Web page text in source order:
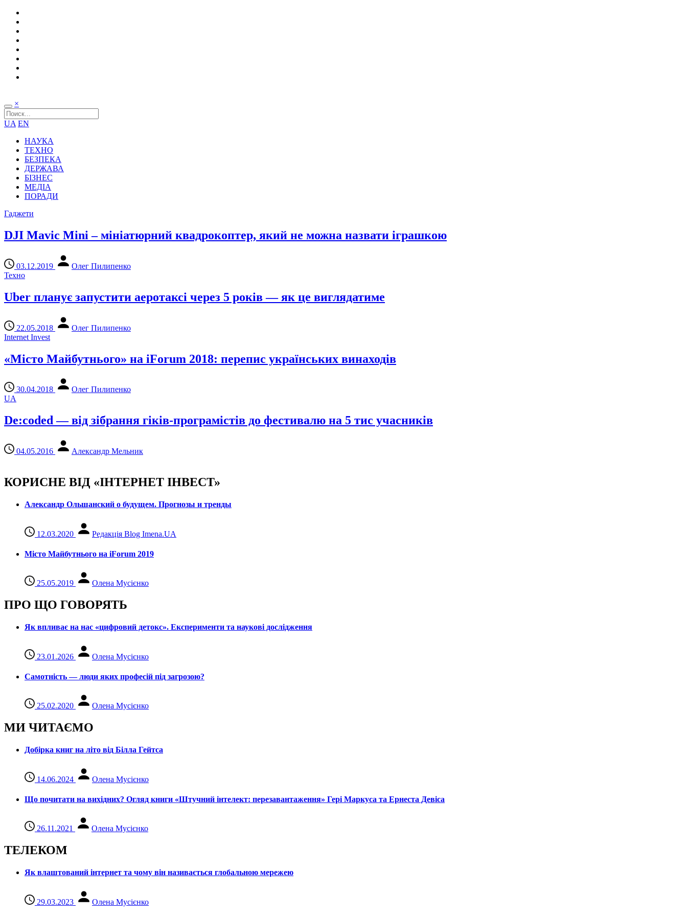
×
UA EN
НАУКА
ТЕХНО
БЕЗПЕКА
ДЕРЖАВА
БІЗНЕС
МЕДІА
ПОРАДИ
Гаджети
DJI Mavic Mini – мініатюрний квадрокоптер, який не можна назвати іграшкою
03.12.2019
Олег Пилипенко
Техно
Uber планує запустити аеротаксі через 5 років — як це виглядатиме
22.05.2018
Олег Пилипенко
Internet Invest
«Місто Майбутнього» на iForum 2018: перепис українських винаходів
30.04.2018
Олег Пилипенко
UA
De:coded — від зібрання гіків-програмістів до фестивалю на 5 тис учасників
04.05.2016 Александр Мельник
КОРИСНЕ ВІД «ІНТЕРНЕТ ІНВЕСТ»
Александр Ольшанский о будущем. Прогнозы и тренды
12.03.2020 Редакція Blog Imena.UA
Місто Майбутнього на iForum 2019
25.05.2019 Олена Мусієнко
ПРО ЩО ГОВОРЯТЬ
Як впливає на нас «цифровий детокс». Експерименти та наукові дослідження
23.01.2026 Олена Мусієнко
Самотність — люди яких професій під загрозою?
25.02.2020 Олена Мусієнко
МИ ЧИТАЄМО
Добірка книг на літо від Білла Гейтса
14.06.2024 Олена Мусієнко
Що почитати на вихідних? Огляд книги «Штучний інтелект: перезавантаження» Гері Маркуса та Ернеста Девіса
26.11.2021 Олена Мусієнко
ТЕЛЕКОМ
Як влаштований інтернет та чому він називається глобальною мережею
29.03.2023 Олена Мусієнко